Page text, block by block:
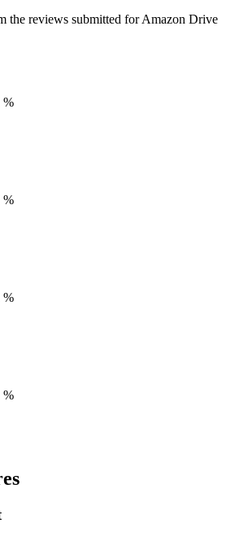
the reviews submitted for Amazon Drive
%
%
%
%